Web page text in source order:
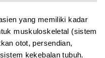
yang memiliki kadar
muskuloskeletal (sistem
otot, persendian,
kekebalan tubuh.